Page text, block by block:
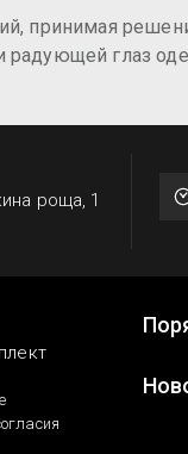
принимая
радующей глаз
роща, 1